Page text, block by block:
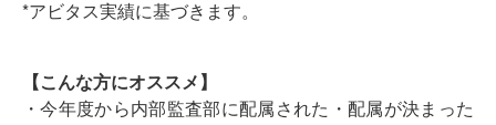
*アビタス実績に基づきます。
【こんな方にオススメ】
・今年度から内部監査部に配属された・配属が決まった